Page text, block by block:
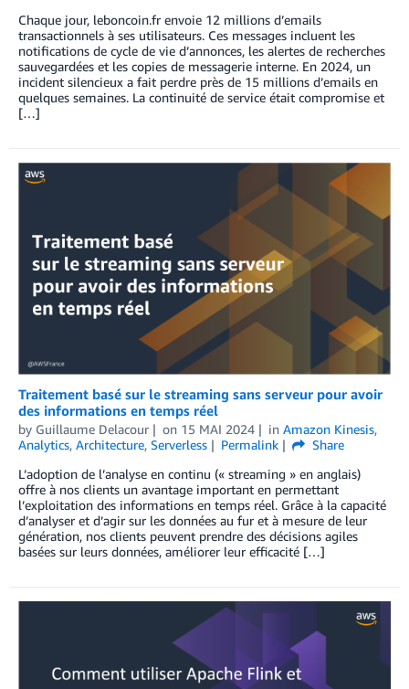
Chaque jour, leboncoin.fr envoie 12 millions d’emails
transactionnels à ses utilisateurs. Ces messages incluent les
notifications de cycle de vie d’annonces, les alertes de recherches
sauvegardées et les copies de messagerie interne. En 2024, un
incident silencieux a fait perdre près de 15 millions d’emails en
quelques semaines. La continuité de service était compromise et
[…]
Traitement basé sur le streaming sans serveur pour avoir
des informations en temps réel
by Guillaume Delacour on 15 MAI 2024 in Amazon Kinesis,
Analytics, Architecture, Serverless Permalink
Share
L’adoption de l’analyse en continu (« streaming » en anglais)
offre à nos clients un avantage important en permettant
l’exploitation des informations en temps réel. Grâce à la capacité
d’analyser et d’agir sur les données au fur et à mesure de leur
génération, nos clients peuvent prendre des décisions agiles
basées sur leurs données, améliorer leur efficacité […]